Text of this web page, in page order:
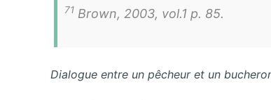
71 Brown, 2003, vol.1 p. 85.
Dialogue entre un pêcheur et un